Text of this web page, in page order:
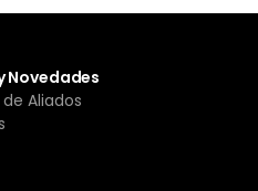
Novedades
Aliados